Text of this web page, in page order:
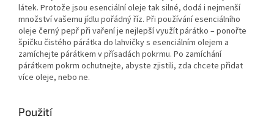
látek. Protože jsou esenciální oleje tak silné, dodá i nejmenší
množství vašemu jídlu pořádný říz. Při používání esenciálního
oleje černý pepř při vaření je nejlepší využít párátko – ponořte
špičku čistého párátka do lahvičky s esenciálním olejem a
zamíchejte párátkem v přísadách pokrmu. Po zamíchání
párátkem pokrm ochutnejte, abyste zjistili, zda chcete přidat
více oleje, nebo ne.
Použití